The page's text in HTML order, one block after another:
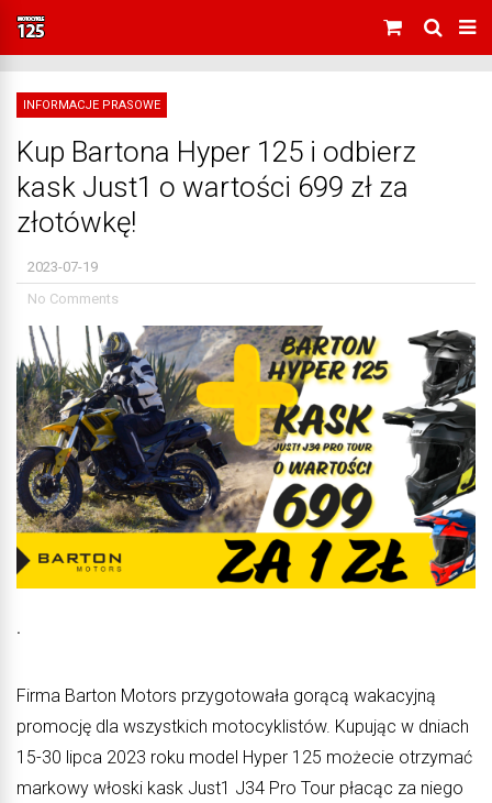
INFORMACJE PRASOWE
Kup Bartona Hyper 125 i odbierz
kask Just1 o wartości 699 zł za
złotówkę!
2023-07-19
No Comments
˙
Firma Barton Motors przygotowała gorącą wakacyjną
promocję dla wszystkich motocyklistów. Kupując w dniach
15-30 lipca 2023 roku model Hyper 125 możecie otrzymać
markowy włoski kask Just1 J34 Pro Tour płacąc za niego